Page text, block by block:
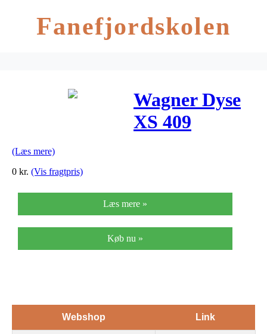
Fanefjordskolen
Wagner Dyse
XS 409
(Læs mere)
0 kr. (Vis fragtpris)
Læs mere »
Køb nu »
Webshop Link